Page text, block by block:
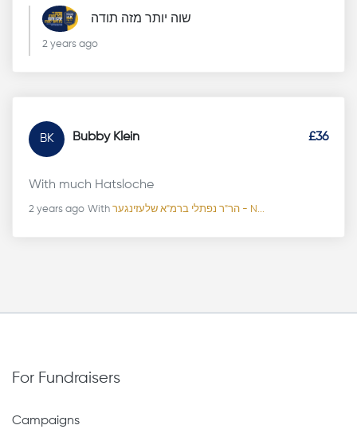
שוה יותר מזה תודה
2 years ago
BK Bubby Klein £36
With much Hatsloche
2 years ago With הר"ר נפתלי ברמ"א שלעזינגער - N...
For Fundraisers
Campaigns